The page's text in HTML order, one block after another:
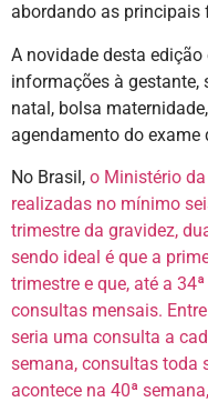
abordando as principais
A novidade desta
informações à gestante,
natal, bolsa
agendamento do exame
No Brasil, o Ministério
realizadas no mínimo
trimestre da gravidez,
sendo ideal é que a
trimestre e que, até a
consultas mensais.
seria uma consulta a
semana, consultas toda
acontece na 40ª